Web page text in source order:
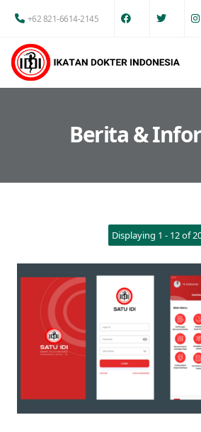
+62 821-6614-2145
Berita &
Displaying 1 - 12 of